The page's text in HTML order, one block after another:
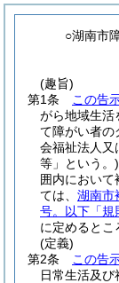
○湖南市
(趣旨)
第1条
この告
がら地域生活
て障がい者の
会福祉法人又
等」という。)
囲内において
ては、 湖南市
号。以下「規
に定めるとこ
(定義)
第2条
この告
日常生活及